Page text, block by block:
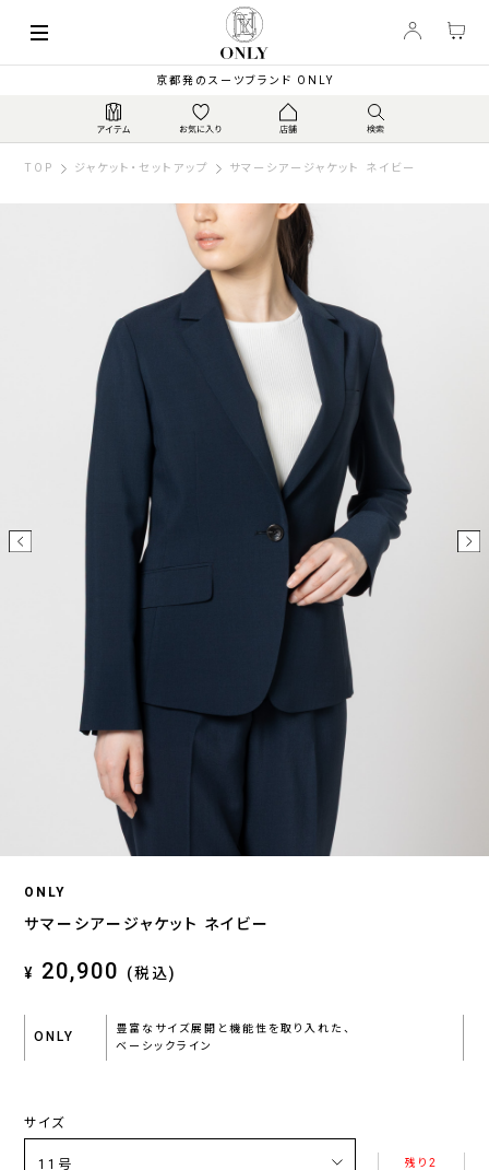
京都発のスーツブランド ONLY
TOP ジャケット・セットアップ サマーシアージャケット ネイビー
ONLY
サマーシアージャケット ネイビー
¥ 20,900 (税込)
ONLY
豊富なサイズ展開と機能性を取り入れた、
ベーシックライン
サイズ
残り2